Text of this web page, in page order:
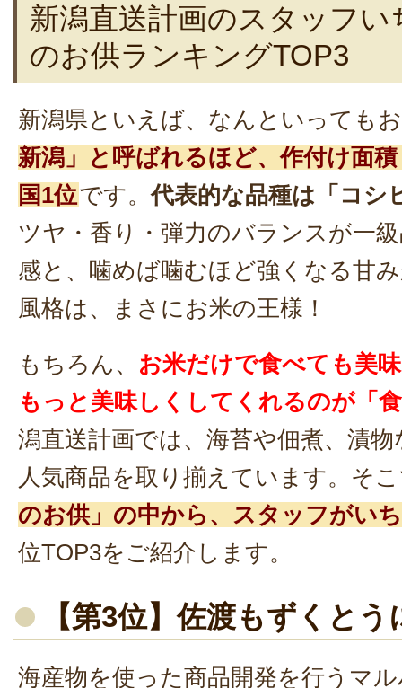
新潟直送計画のスタッフい
のお供ランキングTOP3
新潟県といえば、なんといっても
新潟」と呼ばれるほど、作付け面
国1位です。代表的な品種は「コシ
ツヤ・香り・弾力のバランスが一
感と、噛めば噛むほど強くなる甘
風格は、まさにお米の王様！
もちろん、 お米だけで食べても美
もっと美味しくしてくれるのが「
潟直送計画では、海苔や佃煮、漬
人気商品を取り揃えています。そ
のお供」の中から、スタッフがい
位TOP3をご紹介します。
【第3位】佐渡もずくとう
海産物を使った商品開発を行うマ